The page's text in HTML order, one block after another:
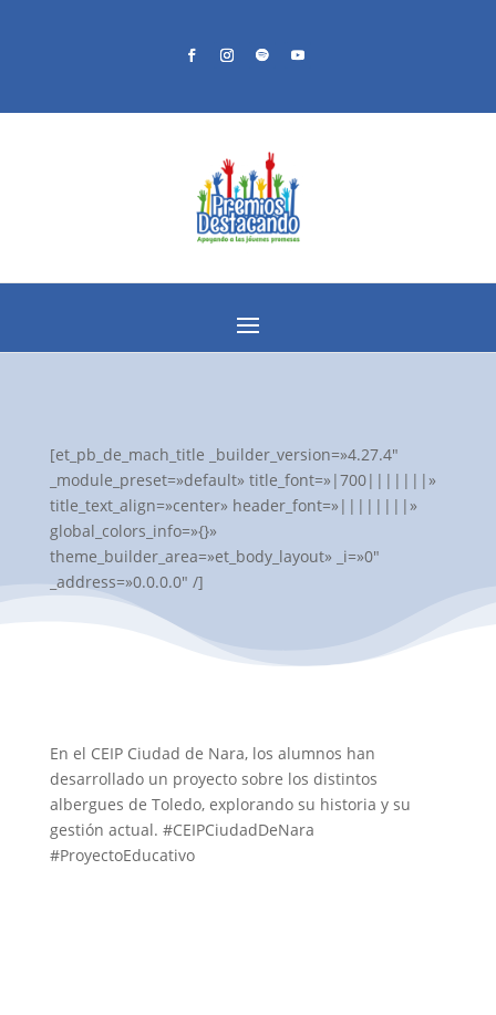
[et_pb_de_mach_title _builder_version=»4.27.4″
_module_preset=»default» title_font=»|700|||||||»
title_text_align=»center» header_font=»||||||||»
global_colors_info=»{}»
theme_builder_area=»et_body_layout» _i=»0″
_address=»0.0.0.0″ /]
En el CEIP Ciudad de Nara, los alumnos han
desarrollado un proyecto sobre los distintos
albergues de Toledo, explorando su historia y su
gestión actual. #CEIPCiudadDeNara
#ProyectoEducativo